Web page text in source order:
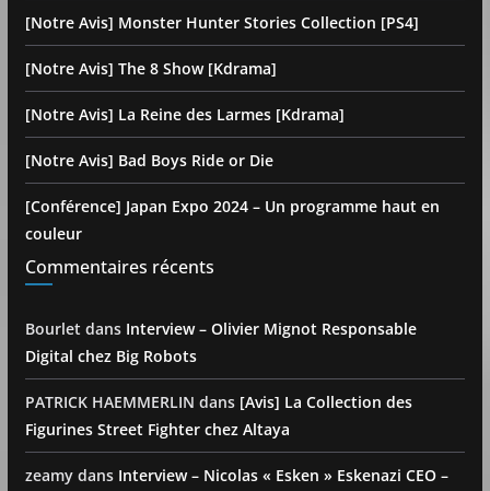
[Notre Avis] Monster Hunter Stories Collection [PS4]
[Notre Avis] The 8 Show [Kdrama]
[Notre Avis] La Reine des Larmes [Kdrama]
[Notre Avis] Bad Boys Ride or Die
[Conférence] Japan Expo 2024 – Un programme haut en
couleur
Commentaires récents
Bourlet dans Interview – Olivier Mignot Responsable
Digital chez Big Robots
PATRICK HAEMMERLIN dans [Avis] La Collection des
Figurines Street Fighter chez Altaya
zeamydans Interview – Nicolas « Esken » Eskenazi CEO –